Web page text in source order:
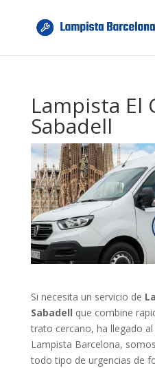
Lampista El
Sabadell
Si necesita un servicio de
Sabadell que combine
trato cercano, ha llegado al
Lampista Barcelona,
todo tipo de urgencias de